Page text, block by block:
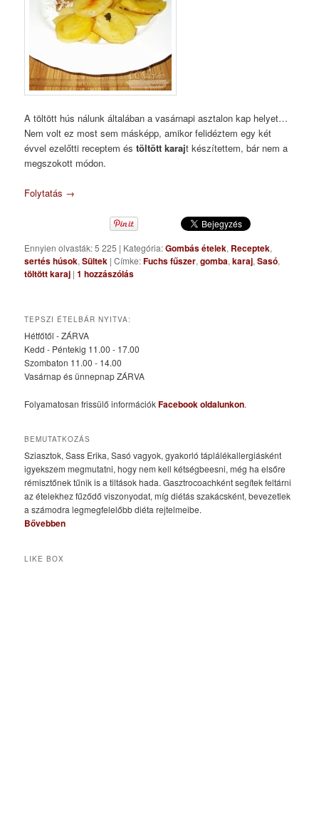
A töltött hús nálunk általában a vasárnapi asztalon kap helyet…
Nem volt ez most sem másképp, amikor felidéztem egy két
évvel ezelőtti receptem éstöltött karajt készítettem, bár nem a
megszokott módon.
Folytatás →
Ennyien olvasták: 5 225 | Kategória:Gombás ételek, Receptek,
sertés húsok,Sültek |Címke:Fuchs fűszer,gomba,karaj,Sasó,
töltött karaj |1 hozzászólás
TEPSZI ÉTELBÁR NYITVA:
Hétfőtől - ZÁRVA
Kedd - Péntekig 11.00 - 17.00
Szombaton 11.00 - 14.00
Vasárnap és ünnepnap ZÁRVA
Folyamatosan frissülő információkFacebook oldalunkon.
BEMUTATKOZÁS
Sziasztok, Sass Erika, Sasó vagyok, gyakorló táplálékallergiásként
igyekszem megmutatni, hogy nem kell kétségbeesni, még ha elsőre
rémisztőnek tűnik is a tiltások hada. Gasztrocoachként segítek feltárni
az ételekhez fűződő viszonyodat, míg diétás szakácsként, bevezetlek
a számodra legmegfelelőbb diéta rejtelmeibe.
Bővebben
LIKE BOX